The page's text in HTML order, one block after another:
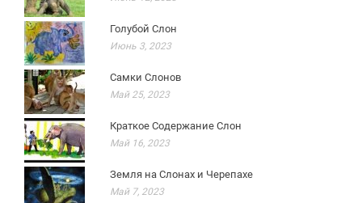
Голубой Слон
Июнь 3, 2023
Самки Слонов
Май 25, 2023
Краткое Содержание Слон
Май 16, 2023
Земля на Слонах и Черепахе
Май 7, 2023